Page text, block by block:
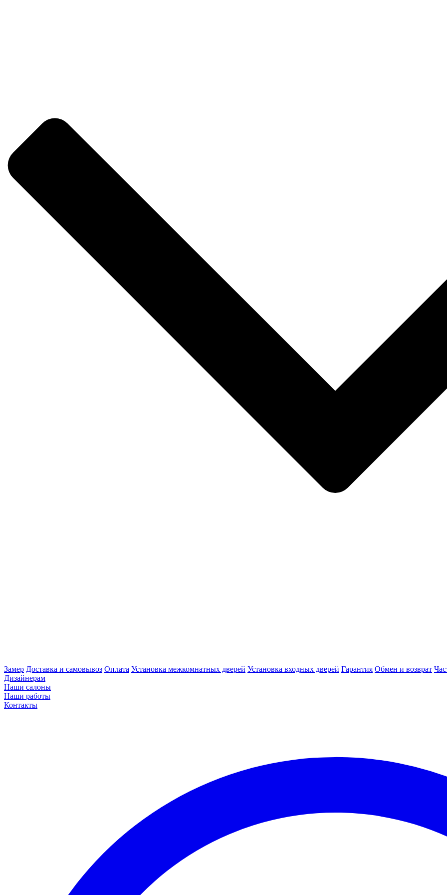
Замер Доставка и самовывоз Оплата Установка межкомнатных дверей Установка входных дверей Гарантия Обмен и возврат
Дизайнерам
Наши салоны
Наши работы
Контакты